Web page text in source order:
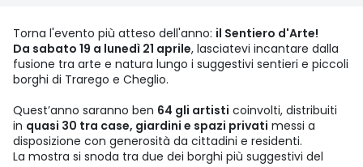
Torna l'evento più atteso dell'anno: il Sentiero d'Arte!
Da sabato 19 a lunedì 21 aprile, lasciatevi incantare dalla
fusione tra arte e natura lungo i suggestivi sentieri e piccoli
borghi di Trarego e Cheglio.
Quest’anno saranno ben 64 gli artisti coinvolti, distribuiti
in quasi 30 tra case, giardini e spazi privati messi a
disposizione con generosità da cittadini e residenti.
La mostra si snoda tra due dei borghi più suggestivi del